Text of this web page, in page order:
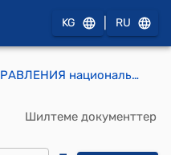
KG RU
ОСНОВНЫЕ НАПРАВЛЕНИЯ национальной программы "Аялзат" на 1996-2000 годы (разработана при содействии женских неправительственных и международных организаций) (Утверждены Указом Президента Кыргызской Республики от 6 марта 1996 года N УП-94)
Шилтеме документтер